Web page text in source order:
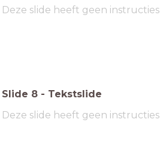
Deze slide heeft geen instructies
Slide 8 - Tekstslide
Deze slide heeft geen instructies